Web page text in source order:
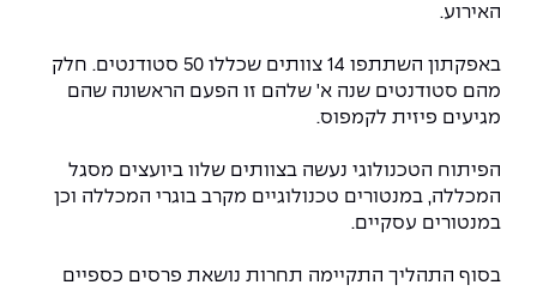
האירוע.
באפקתון השתתפו 14 צוותים שכללו 50 סטודנטים. חלק
מהם סטודנטים שנה א' שלהם זו הפעם הראשונה שהם
מגיעים פיזית לקמפוס.
הפיתוח הטכנולוגי נעשה בצוותים שלוו ביועצים מסגל
המכללה, במנטורים טכנולוגיים מקרב בוגרי המכללה וכן
במנטורים עסקיים.
בסוף התהליך התקיימה תחרות נושאת פרסים כספיים
צור קשר
חדשות אפקה
מדברים הנדסה (פודקאסט)
הנדסה רפואית
מערכות תבוניות AI
יחידות לימוד אקדמיות
היחידה למתמטיקה
מעטפת תמיכה למשרתות ולמשרתים
מעטפת חוסן
אופק – מרכזים לפיתוח מיומנויות
מועדוני סטודנטים
מלגות ע״ב נתוני קבלה
תנאי קבלה - הנדסה
למה לעשות תואר שני באפקה?
מעטפת תמיכה וחוסן למשרתות
כנסי פיתוח הון אנושי לאומי בהנדסה
מדד הכישורים